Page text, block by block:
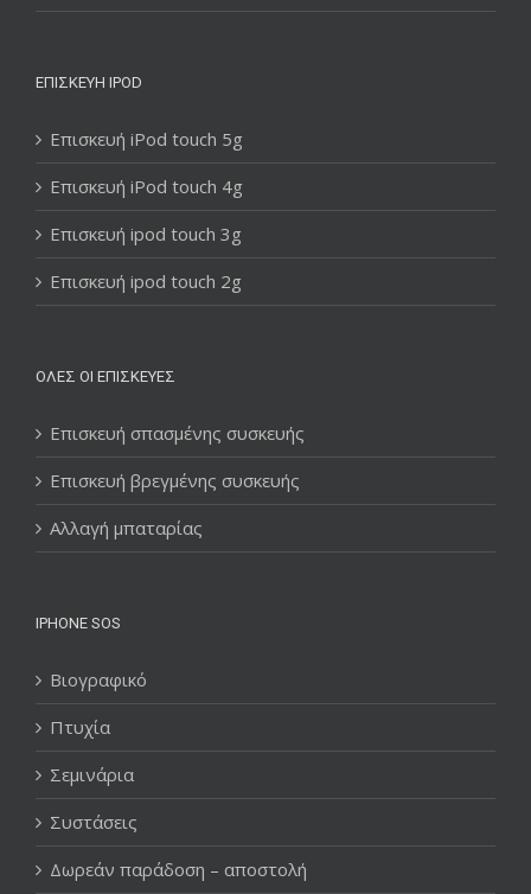
ΕΠΙΣΚΕΥΉ IPOD
Επισκευή iPod touch 5g
Επισκευή iPod touch 4g
Επισκευή ipod touch 3g
Επισκευή ipod touch 2g
ΌΛΕΣ ΟΙ ΕΠΙΣΚΕΥΈΣ
Επισκευή σπασμένης συσκευής
Επισκευή βρεγμένης συσκευής
Αλλαγή μπαταρίας
IPHONE SOS
Βιογραφικό
Πτυχία
Σεμινάρια
Συστάσεις
Δωρεάν παράδοση – αποστολή